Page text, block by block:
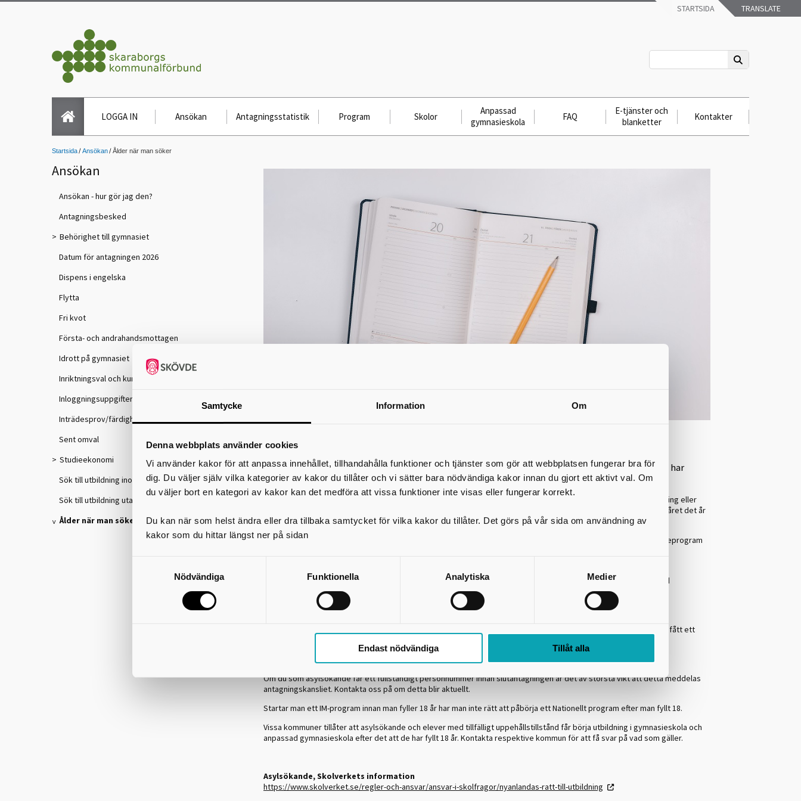
Samtycke Information Om
Denna webbplats använder cookies
Vi använder kakor för att anpassa innehållet, tillhandahålla funktioner och tjänster som gör att webbplatsen fungerar bra för
dig. Du väljer själv vilka kategorier av kakor du tillåter och vi sätter bara nödvändiga kakor innan du gjort ett aktivt val. Om
du väljer bort en kategori av kakor kan det medföra att vissa funktioner inte visas eller fungerar korrekt.
Du kan när som helst ändra eller dra tillbaka samtycket för vilka kakor du tillåter. Det görs på vår sida om användning av
kakor som du hittar längst ner på sidan
Nödvändiga Funktionella Analytiska Medier
Endast nödvändiga Tillåt alla
STARTSIDA TRANSLATE
LOGGA IN Ansökan Antagningsstatistik Program Skolor
Anpassad
gymnasieskola
FAQ
E-tjänster och
blanketter
Kontakter
Startsida Ansökan Ålder när man söker
Ansökan
Ansökan - hur gör jag den?
Antagningsbesked
Behörighet till gymnasiet
Datum för antagningen 2026
Dispens i engelska
Flytta
Fri kvot
Första- och andrahandsmottagen
Idrott på gymnasiet
Inriktningsval och kursval
Inloggningsuppgifter
Inträdesprov/färdighetsprov
Sent omval
Studieekonomi
Sök till utbildning inom Skaraborg
Sök till utbildning utanför Skaraborg
Ålder när man söker
Ålder när man får söka till gymnasiet
Du får söka till gymnasiet till och med det år du fyller 19 år under förutsättning att du inte redan har
avslutat ett gymnasieprogram eller är asylsökande/har tillfälligt uppehållstillstånd.
För alla elever gäller att gymnasieskolan ska vara öppen endast för ungdomar som avslutat sin grundskoleutbildning eller
motsvarande utbildning och som påbörjar sin gymnasieutbildning under tiden till och med det första kalenderhalvåret det år
de fyller 20 år.
Det innebär att du
får söka till gymnasiet till och med det år du fyller 19 år. Du får inte ha redan ha gått ett gymnasieprogram
För asylsökande och elever med tillfälligt uppehållstillstånd gäller rätt till utbildning i gymnasieskola och anpassad
gymnasieskola endast om de har påbörjat utbildningen innan de fyllt 18 år.
Alltså dagen de fyller 18 år måste vara efter att skolan har startat i augusti.
Du behöver informera gymnasieantagningen om eventuella förändringar, såsom ändrat födelsedatum eller om du fått ett
Om du får ett uppehållstillstånd måste du vända dig till Skatteverket för att få ditt personnummer.
Om du som asylsökande får ett fullständigt personnummer innan slutantagningen är det av största vikt att detta meddelas
antagningskansliet. Kontakta oss på om detta blir aktuellt.
Startar man ett IM-program innan man fyller 18 år har man inte rätt att påbörja ett Nationellt program efter man fyllt 18.
Vissa kommuner tillåter att asylsökande och elever med tillfälligt uppehållstillstånd får börja utbildning i gymnasieskola och
anpassad gymnasieskola efter det att de har fyllt 18 år. Kontakta respektive kommun för att få svar på vad som gäller.
Asylsökande, Skolverkets information
https://www.skolverket.se/regler-och-ansvar/ansvar-i-skolfragor/nyanlandas-ratt-till-utbildning